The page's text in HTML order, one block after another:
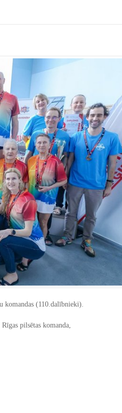
komandas (110.dalībnieki).
pilsētas komanda,